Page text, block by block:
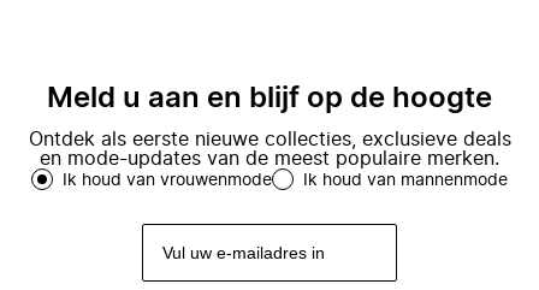
Meld u aan en blijf op de hoogte
Ontdek als eerste nieuwe collecties, exclusieve deals
en mode-updates van de meest populaire merken.
Ik houd van vrouwenmode Ik houd van mannenmode